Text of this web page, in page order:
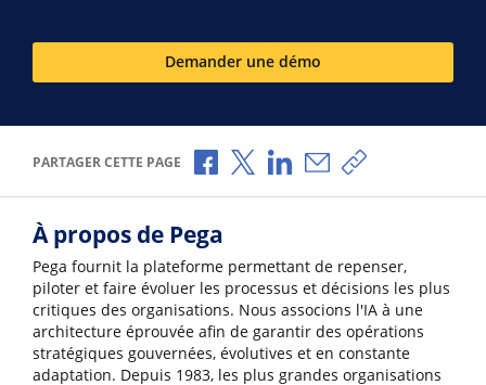
Demander une démo
PARTAGER CETTE PAGE Partager via Facebook
Partager via X
Partager via LinkedIn
Partager par e-mail
Copier le lien
À propos de Pega
Pega fournit la plateforme permettant de repenser,
piloter et faire évoluer les processus et décisions les plus
critiques des organisations. Nous associons l'IA à une
architecture éprouvée afin de garantir des opérations
stratégiques gouvernées, évolutives et en constante
adaptation. Depuis 1983, les plus grandes organisations